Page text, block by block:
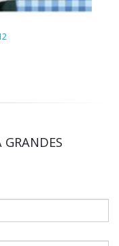
GRANDES